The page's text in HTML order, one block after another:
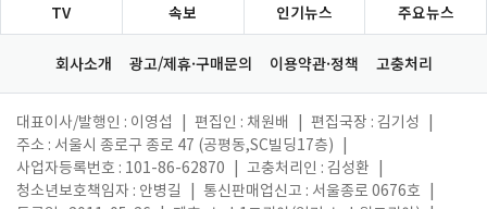
TV 속보 인기뉴스 주요뉴스
회사소개 광고/제휴·구매문의 이용약관·정책 고충처리
대표이사/발행인 : 이영섭 편집인 : 채원배 편집국장 : 김기성
주소 : 서울시 종로구 종로 47 (공평동,SC빌딩17층)
사업자등록번호 : 101-86-62870
고충처리인 : 김성환
청소년보호책임자 : 안병길
통신판매업신고 : 서울종로 0676호